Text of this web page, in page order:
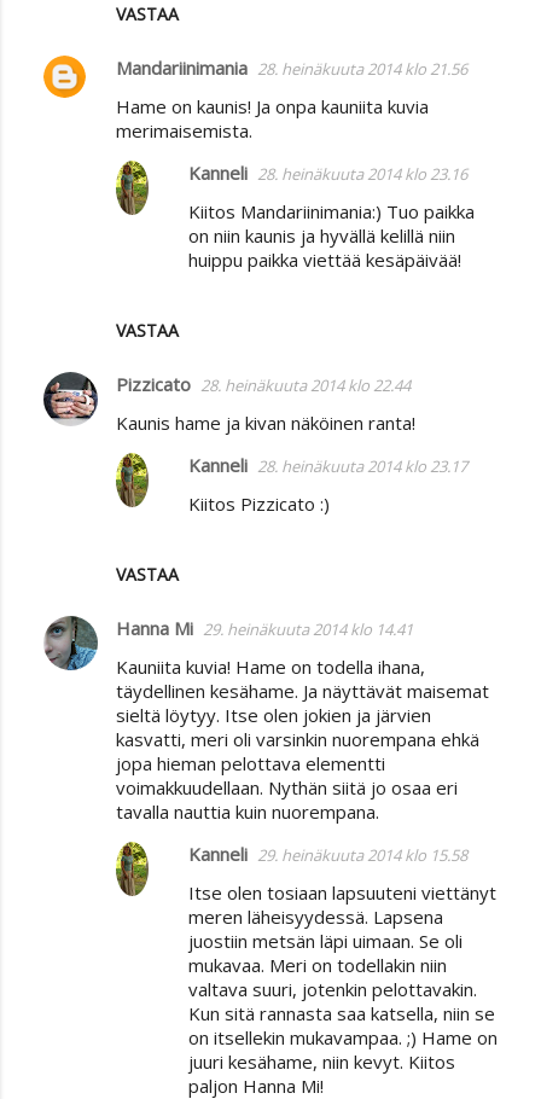
VASTAA
Mandariinimania 28. heinäkuuta 2014 klo 21.56
Hame on kaunis! Ja onpa kauniita kuvia
merimaisemista.
VASTAA
Kanneli 28. heinäkuuta 2014 klo 23.16
Kiitos Mandariinimania:) Tuo paikka
on niin kaunis ja hyvällä kelillä niin
huippu paikka viettää kesäpäivää!
Pizzicato 28. heinäkuuta 2014 klo 22.44
Kaunis hame ja kivan näköinen ranta!
VASTAA
Kanneli 28. heinäkuuta 2014 klo 23.17
Kiitos Pizzicato :)
Hanna Mi 29. heinäkuuta 2014 klo 14.41
Kauniita kuvia! Hame on todella ihana,
täydellinen kesähame. Ja näyttävät maisemat
sieltä löytyy. Itse olen jokien ja järvien
kasvatti, meri oli varsinkin nuorempana ehkä
jopa hieman pelottava elementti
voimakkuudellaan. Nythän siitä jo osaa eri
tavalla nauttia kuin nuorempana.
Kanneli 29. heinäkuuta 2014 klo 15.58
Itse olen tosiaan lapsuuteni viettänyt
meren läheisyydessä. Lapsena
juostiin metsän läpi uimaan. Se oli
mukavaa. Meri on todellakin niin
valtava suuri, jotenkin pelottavakin.
Kun sitä rannasta saa katsella, niin se
on itsellekin mukavampaa. ;) Hame on
juuri kesähame, niin kevyt. Kiitos
paljon Hanna Mi!